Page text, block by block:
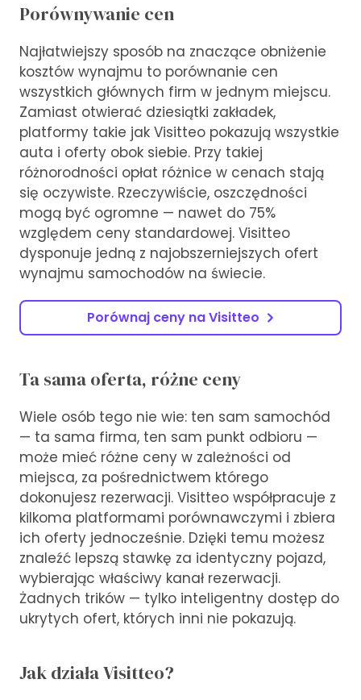
Porównywanie cen
Najłatwiejszy sposób na znaczące obniżenie
kosztów wynajmu to porównanie cen
wszystkich głównych firm w jednym miejscu.
Zamiast otwierać dziesiątki zakładek,
platformy takie jak Visitteo pokazują wszystkie
auta i oferty obok siebie. Przy takiej
różnorodności opłat różnice w cenach stają
się oczywiste. Rzeczywiście, oszczędności
mogą być ogromne — nawet do 75%
względem ceny standardowej. Visitteo
dysponuje jedną z najobszerniejszych ofert
wynajmu samochodów na świecie.
Porównaj ceny na Visitteo
Ta sama oferta, różne ceny
Wiele osób tego nie wie: ten sam samochód
— ta sama firma, ten sam punkt odbioru —
może mieć różne ceny w zależności od
miejsca, za pośrednictwem którego
dokonujesz rezerwacji. Visitteo współpracuje z
kilkoma platformami porównawczymi i zbiera
ich oferty jednocześnie. Dzięki temu możesz
znaleźć lepszą stawkę za identyczny pojazd,
wybierając właściwy kanał rezerwacji.
Żadnych trików — tylko inteligentny dostęp do
ukrytych ofert, których inni nie pokazują.
Jak działa Visitteo?